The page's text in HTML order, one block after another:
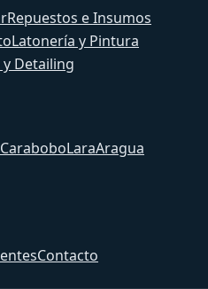
Repuestos e Insumos
Latonería y Pintura
y Detailing
CaraboboLaraAragua
Contacto